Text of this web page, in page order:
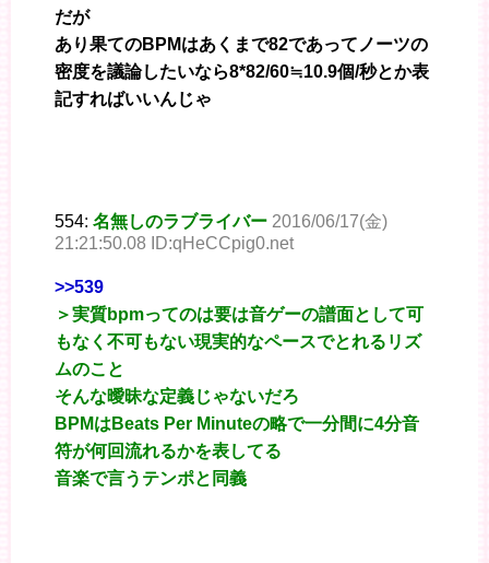
だが
あり果てのBPMはあくまで82であってノーツの
密度を議論したいなら8*82/60≒10.9個/秒とか表
記すればいいんじゃ
554: 名無しのラブライバー 2016/06/17(金)
21:21:50.08 ID:qHeCCpig0.net
>>539
＞実質bpmってのは要は音ゲーの譜面として可
もなく不可もない現実的なペースでとれるリズ
ムのこと
そんな曖昧な定義じゃないだろ
BPMはBeats Per Minuteの略で一分間に4分音
符が何回流れるかを表してる
音楽で言うテンポと同義